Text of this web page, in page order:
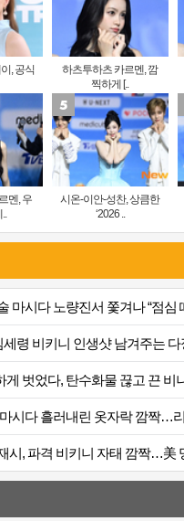
, 공식
하츠투하츠 카르멘, 깜
찍하게 [..
멘, 우
시온-이안-성찬, 상큼한
‘2026 ..
마시다 노량진서 쫓겨나 “점심
세령 비키니 인생샷 남겨주는
게 벗었다, 탄수화물 끊고 끈 비
시다 흘러내린 옷자락 깜짝…
시, 파격 비키니 자태 깜짝…美